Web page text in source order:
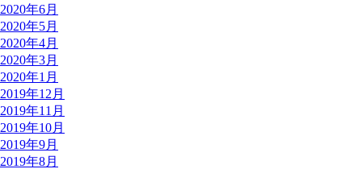
2020年6月
2020年5月
2020年4月
2020年3月
2020年1月
2019年12月
2019年11月
2019年10月
2019年9月
2019年8月